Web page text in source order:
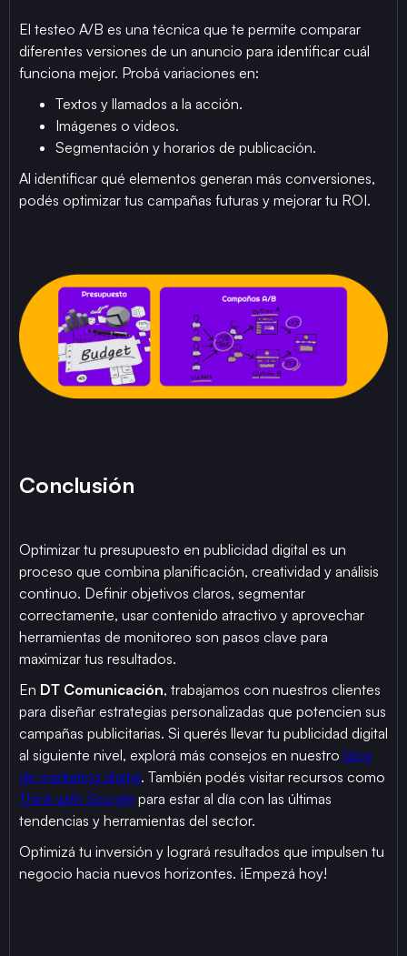
El testeo A/B es una técnica que te permite comparar
diferentes versiones de un anuncio para identificar cuál
funciona mejor. Probá variaciones en:
Textos y llamados a la acción.
Imágenes o videos.
Segmentación y horarios de publicación.
Al identificar qué elementos generan más conversiones,
podés optimizar tus campañas futuras y mejorar tu ROI.
Conclusión
Optimizar tu presupuesto en publicidad digital es un
proceso que combina planificación, creatividad y análisis
continuo. Definir objetivos claros, segmentar
correctamente, usar contenido atractivo y aprovechar
herramientas de monitoreo son pasos clave para
maximizar tus resultados.
En DT Comunicación, trabajamos con nuestros clientes
para diseñar estrategias personalizadas que potencien sus
campañas publicitarias. Si querés llevar tu publicidad digital
al siguiente nivel, explorá más consejos en nuestro blog
de marketing digital. También podés visitar recursos como
Think with Google para estar al día con las últimas
tendencias y herramientas del sector.
Optimizá tu inversión y logrará resultados que impulsen tu
negocio hacia nuevos horizontes. ¡Empezá hoy!